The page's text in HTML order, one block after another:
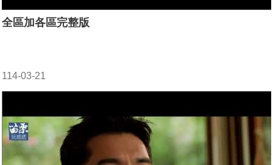
全區加各區完整版
114-03-21